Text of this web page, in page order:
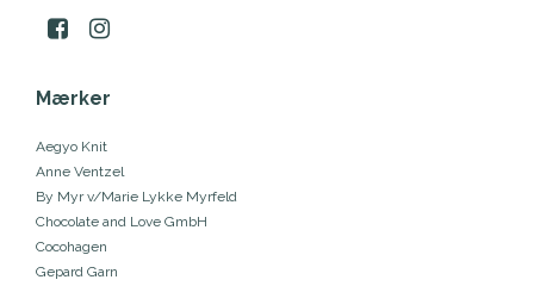
Mærker
Aegyo Knit
Anne Ventzel
By Myr v/Marie Lykke Myrfeld
Chocolate and Love GmbH
Cocohagen
Gepard Garn